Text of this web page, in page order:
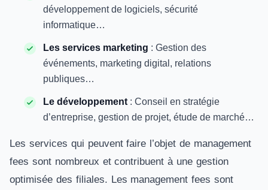
développement de logiciels, sécurité
informatique…
Les services marketing : Gestion des
événements, marketing digital, relations
publiques…
Le développement : Conseil en stratégie
d’entreprise, gestion de projet, étude de marché…
Les services qui peuvent faire l’objet de management
fees sont nombreux et contribuent à une gestion
optimisée des filiales. Les management fees sont